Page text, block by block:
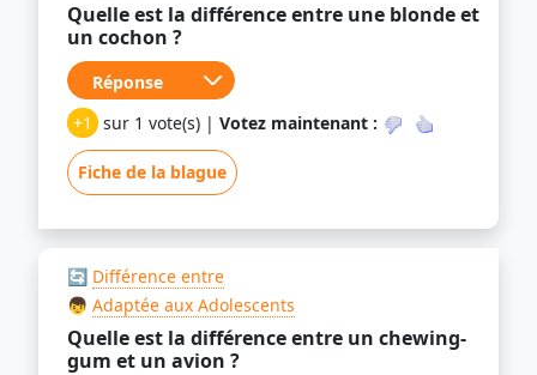
Quelle est la différence entre une blonde et
un cochon ?
+1 sur 1 vote(s) | Votez maintenant :
Fiche de la blague
🔄 Différence entre
👦 Adaptée aux Adolescents
Quelle est la différence entre un chewing-
gum et un avion ?